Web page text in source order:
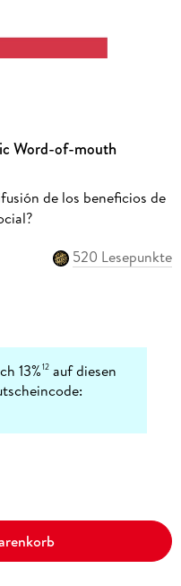
Word-of-mouth
de los beneficios de
520 Lesepunkte
13%12 auf diesen